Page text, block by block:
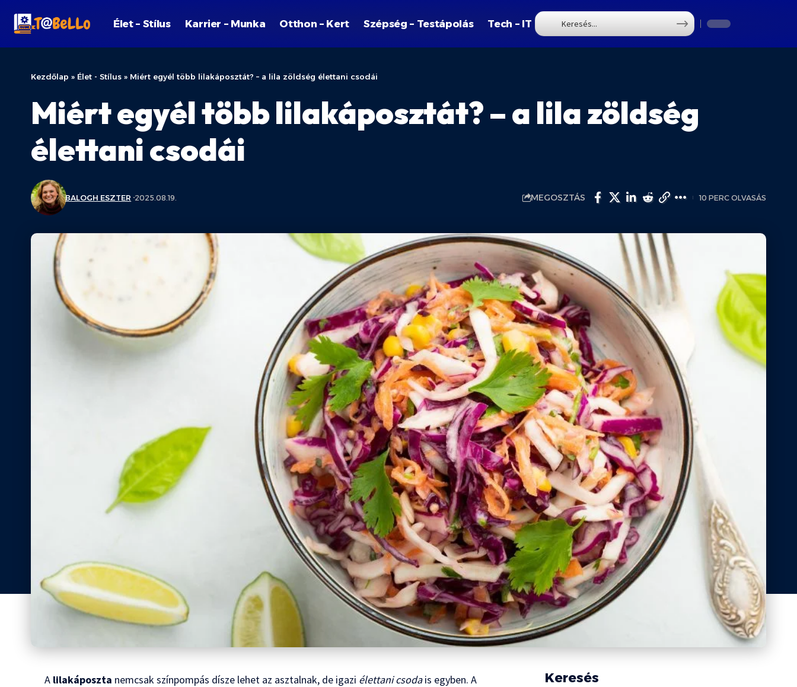
Élet – Stílus Karrier – Munka Otthon – Kert Szépség – Testápolás Tech – IT
Kezdőlap » Élet - Stílus » Miért egyél több lilakáposztát? – a lila zöldség élettani csodái
Miért egyél több lilakáposztát? – a lila zöldség
élettani csodái
BALOGH ESZTER 2025.08.19. MEGOSZTÁS 10 PERC OLVASÁS
A lilakáposzta nemcsak színpompás dísze lehet az asztalnak, de igazi élettani csodais egyben. A
Keresés